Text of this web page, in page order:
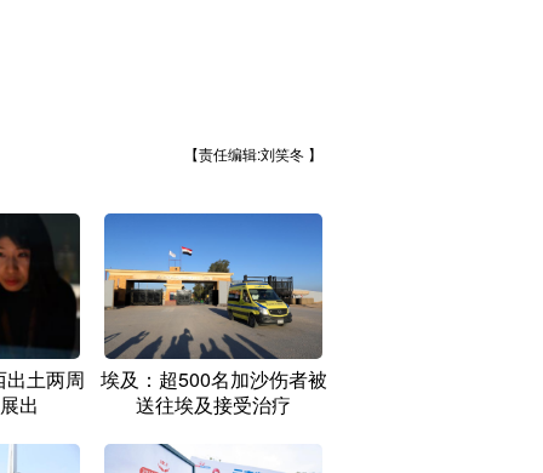
【责任编辑:刘笑冬 】
出土两周
出
埃及：超500名加沙伤者被
送往埃及接受治疗